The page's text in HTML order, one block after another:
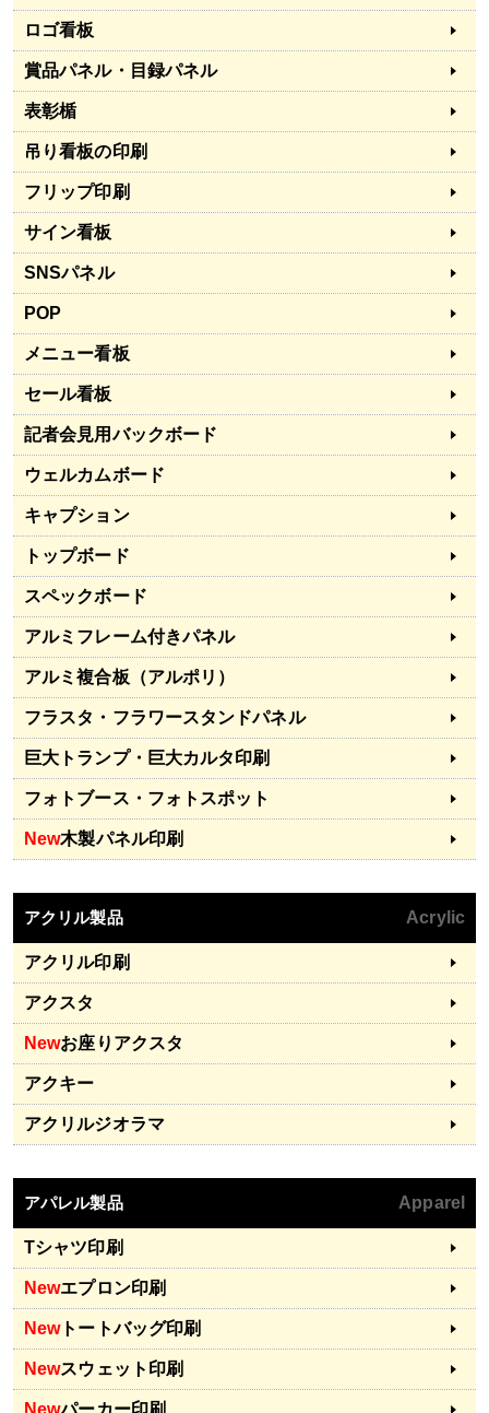
ロゴ看板
賞品パネル・目録パネル
表彰楯
吊り看板の印刷
フリップ印刷
サイン看板
SNSパネル
POP
メニュー看板
セール看板
記者会見用バックボード
ウェルカムボード
キャプション
トップボード
スペックボード
アルミフレーム付きパネル
アルミ複合板（アルポリ）
フラスタ・フラワースタンドパネル
巨大トランプ・巨大カルタ印刷
フォトブース・フォトスポット
New木製パネル印刷
アクリル製品 Acrylic
アクリル印刷
アクスタ
Newお座りアクスタ
アクキー
アクリルジオラマ
アパレル製品 Apparel
Tシャツ印刷
Newエプロン印刷
Newトートバッグ印刷
Newスウェット印刷
Newパーカー印刷